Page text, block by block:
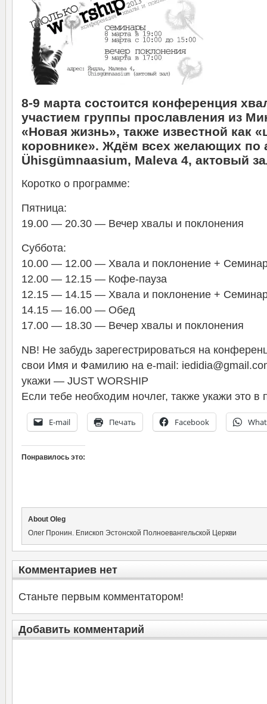
8-9 марта состоится конференция
участием группы прославления из
«Новая жизнь», также известной как
коровнике». Ждём всех желающих по
Ühisgümnaasium, Maleva 4, актовый
Коротко о программе:
Пятница:
19.00 — 20.30 — Вечер хвалы и поклонения
Суббота:
10.00 — 12.00 — Хвала и поклонение +
12.00 — 12.15 — Кофе-пауза
12.15 — 14.15 — Хвала и поклонение +
14.15 — 16.00 — Обед
17.00 — 18.30 — Вечер хвалы и поклонения
NB! Не забудь зарегестрироваться на
свои Имя и Фамилию на e-mail:
укажи — JUST WORSHIP
Если тебе необходим ночлег, также укажи это в
E-mail Печать Facebook
Понравилось это:
About Oleg
Олег Пронин. Епископ Эстонской Полноевангельской Церкви
Комментариев нет
Станьте первым комментатором!
Добавить комментарий